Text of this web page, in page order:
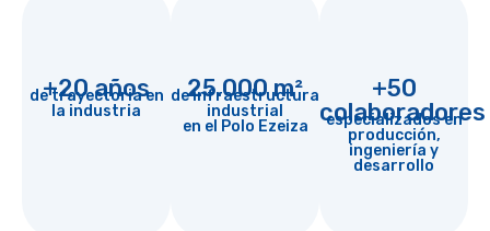
+20 años
de trayectoria en
la industria
25.000 m²
de infraestructura
industrial
en el Polo Ezeiza
+50
colaboradores
especializados en
producción,
ingeniería y
desarrollo